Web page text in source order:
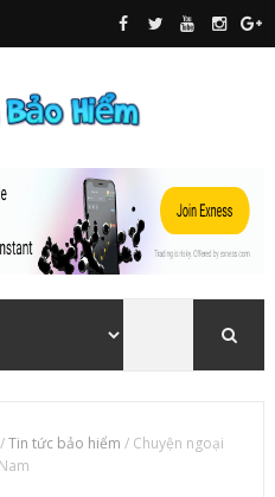
/Tin tức bảo hiểm / Chuyện ngoại